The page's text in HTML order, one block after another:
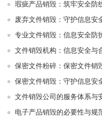
瑕疵产品销毁：筑牢安全防
废弃文件销毁：守护信息安
专业文件销毁：信息安全防
文件销毁机构：信息安全与
保密文件粉碎：保密文件销
保密文件销毁：守护信息安
文件销毁公司的服务体系与
电子产品销毁的必要性与规